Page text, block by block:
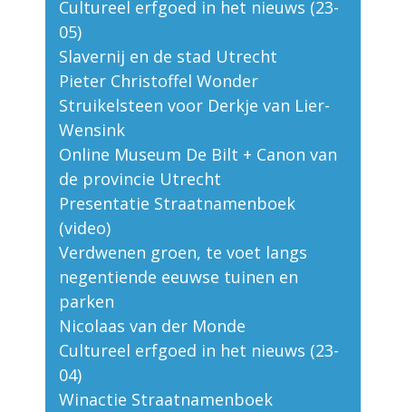
Cultureel erfgoed in het nieuws (23-
05)
Slavernij en de stad Utrecht
Pieter Christoffel Wonder
Struikelsteen voor Derkje van Lier-
Wensink
Online Museum De Bilt + Canon van
de provincie Utrecht
Presentatie Straatnamenboek
(video)
Verdwenen groen, te voet langs
negentiende eeuwse tuinen en
parken
Nicolaas van der Monde
Cultureel erfgoed in het nieuws (23-
04)
Winactie Straatnamenboek